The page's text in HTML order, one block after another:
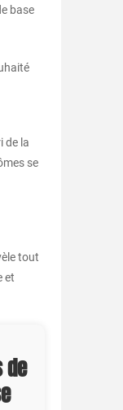
base
de la
se
tout
et
de